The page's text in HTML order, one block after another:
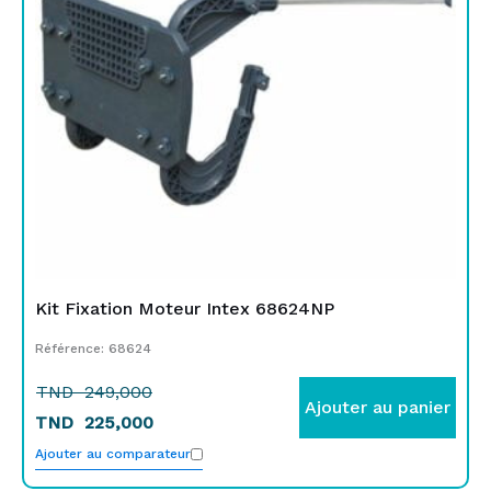
Kit Fixation Moteur Intex 68624NP
Référence: 68624
TND249,000
249,000.
TND 225,000
225,000.
Ajouter au panier
Ajouter au comparateur